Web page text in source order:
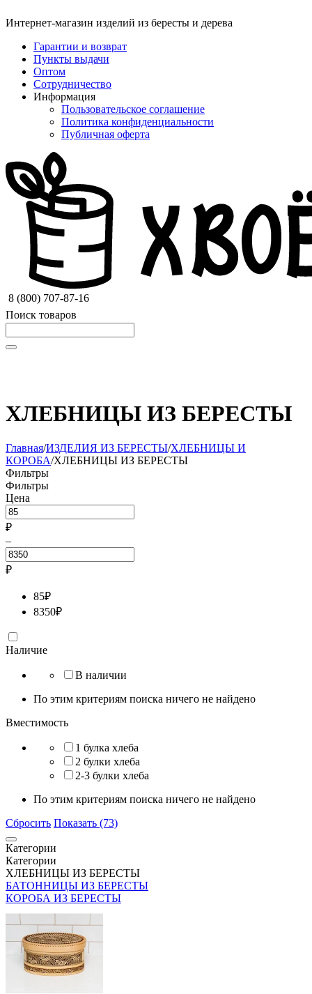
Интернет-магазин изделий из бересты и дерева
Гарантии и возврат
Пункты выдачи
Оптом
Сотрудничество
Информация
Пользовательское соглашение
Политика конфиденциальности
Публичная оферта
8 (800) 707-87-16
Поиск товаров
ХЛЕБНИЦЫ ИЗ БЕРЕСТЫ
Главная/ИЗДЕЛИЯ ИЗ БЕРЕСТЫ/ХЛЕБНИЦЫ И
КОРОБА/ХЛЕБНИЦЫ ИЗ БЕРЕСТЫ
Фильтры
Фильтры
Цена
₽
–
₽
85₽
8350₽
Наличие
В наличии
По этим критериям поиска ничего не найдено
Вместимость
1 булка хлеба
2 булки хлеба
2-3 булки хлеба
По этим критериям поиска ничего не найдено
Сбросить Показать (73)
Категории
Категории
ХЛЕБНИЦЫ ИЗ БЕРЕСТЫ
БАТОННИЦЫ ИЗ БЕРЕСТЫ
КОРОБА ИЗ БЕРЕСТЫ